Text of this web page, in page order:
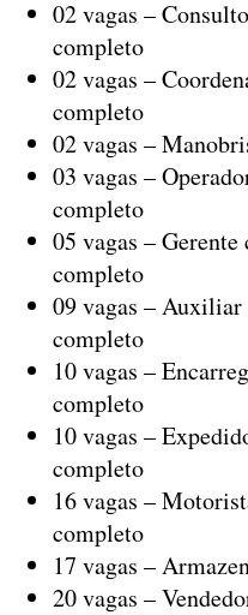
02 vagas –
completo
02 vagas –
completo
02 vagas –
03 vagas –
completo
05 vagas –
completo
09 vagas –
completo
10 vagas –
completo
10 vagas –
completo
16 vagas –
completo
17 vagas –
20 vagas –